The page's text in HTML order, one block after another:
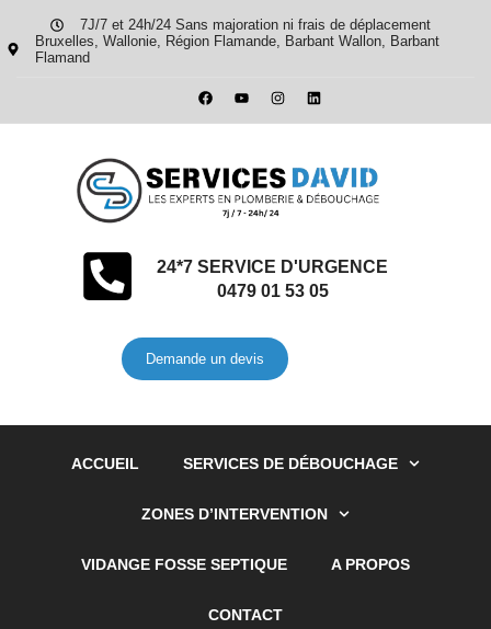
7J/7 et 24h/24 Sans majoration ni frais de déplacement
Bruxelles, Wallonie, Région Flamande, Barbant Wallon, Barbant
Flamand
24*7 SERVICE D'URGENCE
0479 01 53 05
Demande un devis
ACCUEIL SERVICES DE DÉBOUCHAGE
ZONES D’INTERVENTION
VIDANGE FOSSE SEPTIQUE A PROPOS
CONTACT